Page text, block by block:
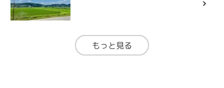
もっと見る